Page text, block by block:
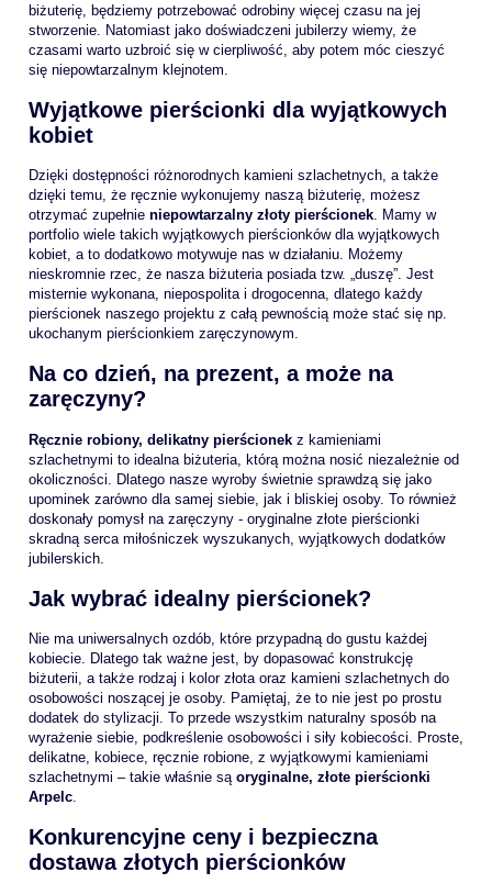
biżuterię, będziemy potrzebować odrobiny więcej czasu na jej
stworzenie. Natomiast jako doświadczeni jubilerzy wiemy, że
czasami warto uzbroić się w cierpliwość, aby potem móc cieszyć
się niepowtarzalnym klejnotem.
Wyjątkowe pierścionki dla wyjątkowych
kobiet
Dzięki dostępności różnorodnych kamieni szlachetnych, a także
dzięki temu, że ręcznie wykonujemy naszą biżuterię, możesz
otrzymać zupełnie niepowtarzalny złoty pierścionek. Mamy w
portfolio wiele takich wyjątkowych pierścionków dla wyjątkowych
kobiet, a to dodatkowo motywuje nas w działaniu. Możemy
nieskromnie rzec, że nasza biżuteria posiada tzw. „duszę”. Jest
misternie wykonana, niepospolita i drogocenna, dlatego każdy
pierścionek naszego projektu z całą pewnością może stać się np.
ukochanym pierścionkiem zaręczynowym.
Na co dzień, na prezent, a może na
zaręczyny?
Ręcznie robiony, delikatny pierścionek z kamieniami
szlachetnymi to idealna biżuteria, którą można nosić niezależnie od
okoliczności. Dlatego nasze wyroby świetnie sprawdzą się jako
upominek zarówno dla samej siebie, jak i bliskiej osoby. To również
doskonały pomysł na zaręczyny - oryginalne złote pierścionki
skradną serca miłośniczek wyszukanych, wyjątkowych dodatków
jubilerskich.
Jak wybrać idealny pierścionek?
Nie ma uniwersalnych ozdób, które przypadną do gustu każdej
kobiecie. Dlatego tak ważne jest, by dopasować konstrukcję
biżuterii, a także rodzaj i kolor złota oraz kamieni szlachetnych do
osobowości noszącej je osoby. Pamiętaj, że to nie jest po prostu
dodatek do stylizacji. To przede wszystkim naturalny sposób na
wyrażenie siebie, podkreślenie osobowości i siły kobiecości. Proste,
delikatne, kobiece, ręcznie robione, z wyjątkowymi kamieniami
szlachetnymi – takie właśnie są oryginalne, złote pierścionki
Arpelc
Konkurencyjne ceny i bezpieczna
dostawa złotych pierścionków